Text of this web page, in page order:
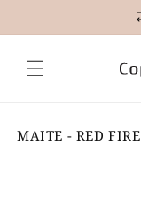
MAITE - RED FIRE